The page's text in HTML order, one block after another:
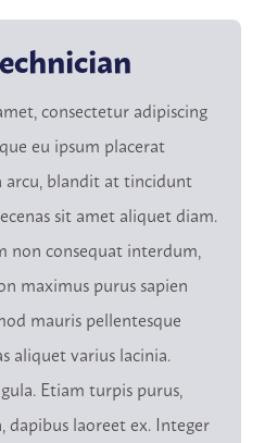
consectetur adipiscing
eu ipsum placerat
arcu, blandit at tincidunt
sit amet aliquet diam.
non consequat interdum,
maximus purus sapien
mauris pellentesque
aliquet varius lacinia.
Etiam turpis purus,
laoreet ex. Integer